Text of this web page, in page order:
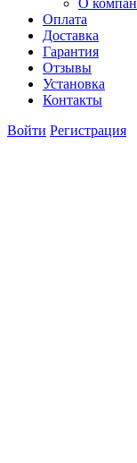
О
Оплата
Доставка
Гарантия
Отзывы
Установка
Контакты
Войти Регистрация